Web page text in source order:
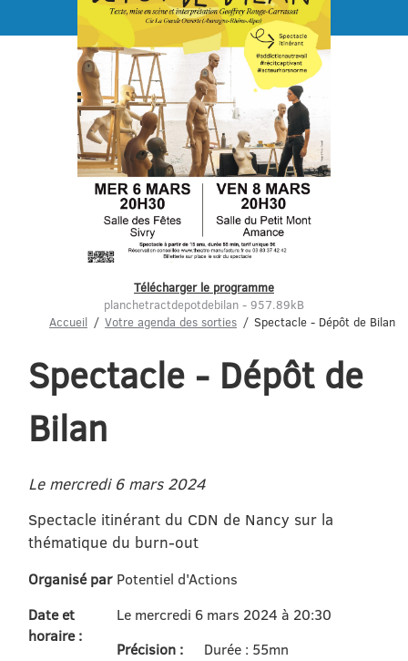
Menu
Télécharger le programme
planchetractdepotdebilan - 957.89kB
Accueil
Votre agenda des sorties Spectacle - Dépôt de Bilan
Spectacle - Dépôt de
Bilan
Le mercredi 6 mars 2024
Spectacle itinérant du CDN de Nancy sur la
thématique du burn-out
Organisé par Potentiel d'Actions
Date et
horaire :
Le mercredi 6 mars 2024 à 20:30
Précision :
Durée : 55mn